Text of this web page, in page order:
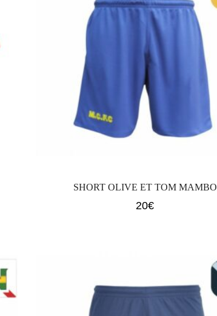
SHORT OLIVE ET TOM MAMBO
20€